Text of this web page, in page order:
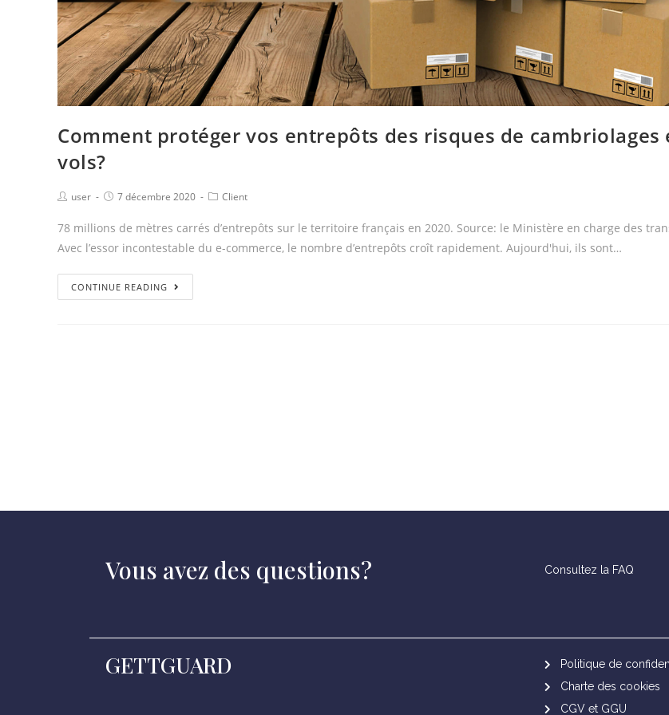
Comment protéger vos entrepôts des risques de cambriolages
vols?
user 7 décembre 2020 Client
78 millions de mètres carrés d’entrepôts sur le territoire français en 2020. Source: le Ministère en charge des
Avec l’essor incontestable du e-commerce, le nombre d’entrepôts croît rapidement. Aujourd'hui, ils sont…
CONTINUE READING
Vous avez des questions? Consultez la FAQ
GETTGUARD
Politique de
Charte des cookies
CGV et GGU